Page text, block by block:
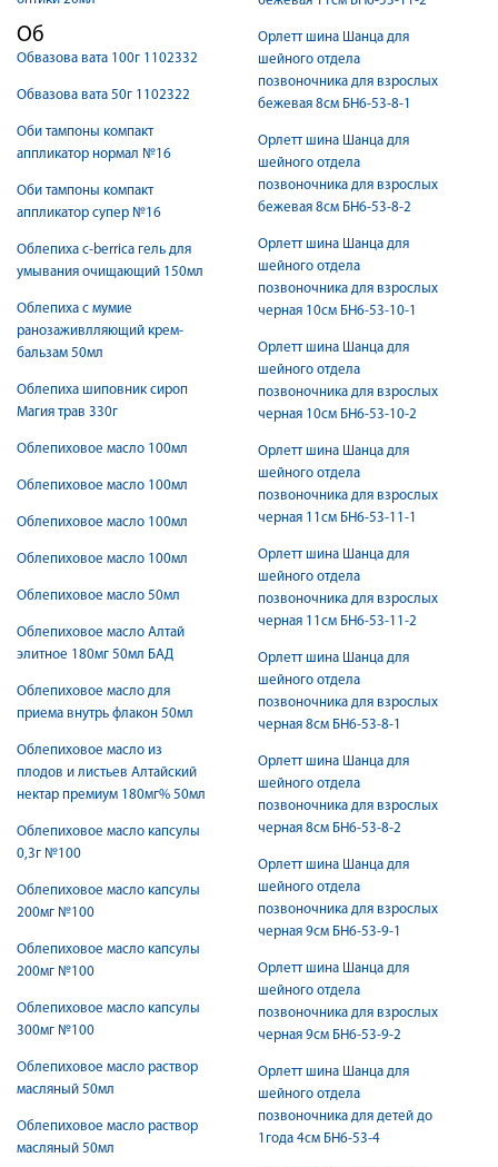
Об
Обвазова вата 100г 1102332
Обвазова вата 50г 1102322
Оби тампоны компакт
аппликатор нормал №16
Оби тампоны компакт
аппликатор супер №16
Облепиха c-berrica гель для
умывания очищающий 150мл
Облепиха с мумие
ранозаживлляющий крем-
бальзам 50мл
Облепиха шиповник сироп
Магия трав 330г
Облепиховое масло 100мл
Облепиховое масло 100мл
Облепиховое масло 100мл
Облепиховое масло 100мл
Облепиховое масло 50мл
Облепиховое масло Алтай
элитное 180мг 50мл БАД
Облепиховое масло для
приема внутрь флакон 50мл
Облепиховое масло из
плодов и листьев Алтайский
нектар премиум 180мг% 50мл
Облепиховое масло капсулы
0,3г №100
Облепиховое масло капсулы
200мг №100
Облепиховое масло капсулы
200мг №100
Облепиховое масло капсулы
300мг №100
Облепиховое масло раствор
масляный 50мл
Облепиховое масло раствор
масляный 50мл
Орлетт шина Шанца для
шейного отдела
позвоночника для взрослых
бежевая 8см БН6-53-8-1
Орлетт шина Шанца для
шейного отдела
позвоночника для взрослых
бежевая 8см БН6-53-8-2
Орлетт шина Шанца для
шейного отдела
позвоночника для взрослых
черная 10см БН6-53-10-1
Орлетт шина Шанца для
шейного отдела
позвоночника для взрослых
черная 10см БН6-53-10-2
Орлетт шина Шанца для
шейного отдела
позвоночника для взрослых
черная 11см БН6-53-11-1
Орлетт шина Шанца для
шейного отдела
позвоночника для взрослых
черная 11см БН6-53-11-2
Орлетт шина Шанца для
шейного отдела
позвоночника для взрослых
черная 8см БН6-53-8-1
Орлетт шина Шанца для
шейного отдела
позвоночника для взрослых
черная 8см БН6-53-8-2
Орлетт шина Шанца для
шейного отдела
позвоночника для взрослых
черная 9см БН6-53-9-1
Орлетт шина Шанца для
шейного отдела
позвоночника для взрослых
черная 9см БН6-53-9-2
Орлетт шина Шанца для
шейного отдела
позвоночника для детей до
1года 4см БН6-53-4